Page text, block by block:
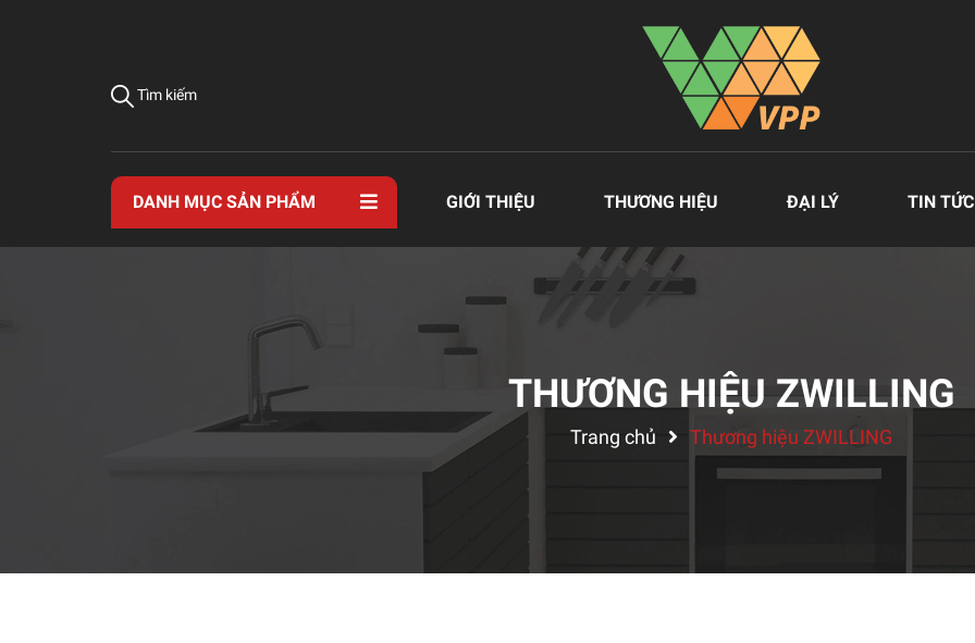
Tìm kiếm
DANH MỤC SẢN PHẨM GIỚI THIỆU THƯƠNG HIỆU ĐẠI LÝ TIN TỨC
THƯƠNG HIỆU ZWILLING
Trang chủ Thương hiệu ZWILLING